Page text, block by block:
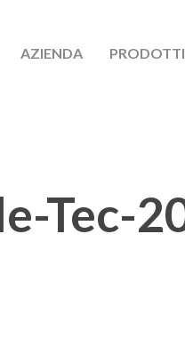
AZIENDA PRODOTTI
Tec-